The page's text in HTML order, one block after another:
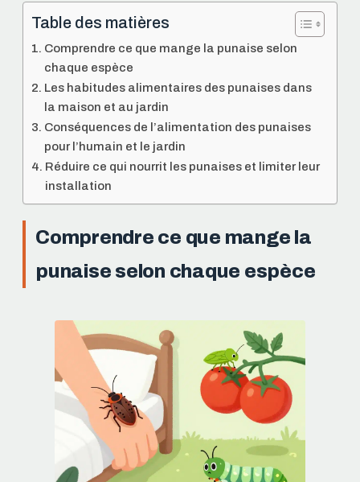
Table des matières
Comprendre ce que mange la punaise selon
chaque espèce
Les habitudes alimentaires des punaises dans
la maison et au jardin
Conséquences de l’alimentation des punaises
pour l’humain et le jardin
Réduire ce qui nourrit les punaises et limiter leur
installation
Comprendre ce que mange la
punaise selon chaque espèce